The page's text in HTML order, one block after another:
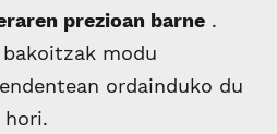
prezioan barne .
bakoitzak modu
ordainduko du
hori.